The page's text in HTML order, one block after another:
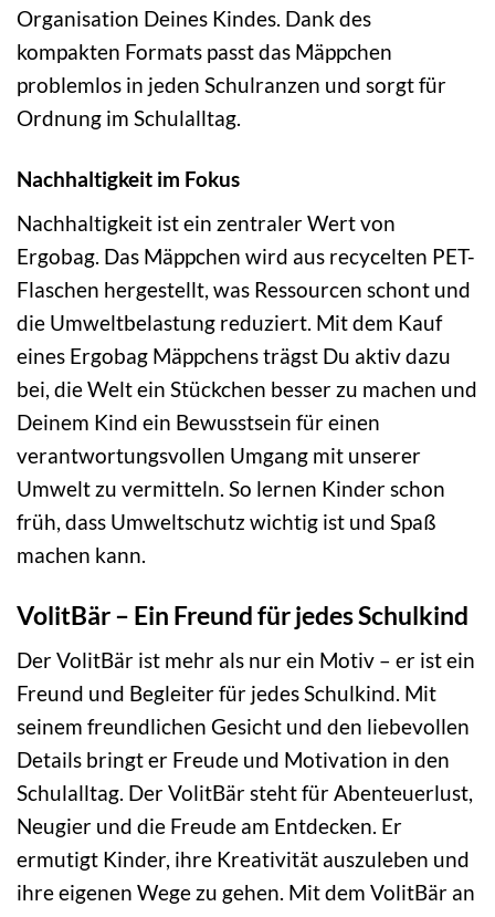
Organisation Deines Kindes. Dank des
kompakten Formats passt das Mäppchen
problemlos in jeden Schulranzen und sorgt für
Ordnung im Schulalltag.
Nachhaltigkeit im Fokus
Nachhaltigkeit ist ein zentraler Wert von
Ergobag. Das Mäppchen wird aus recycelten PET-
Flaschen hergestellt, was Ressourcen schont und
die Umweltbelastung reduziert. Mit dem Kauf
eines Ergobag Mäppchens trägst Du aktiv dazu
bei, die Welt ein Stückchen besser zu machen und
Deinem Kind ein Bewusstsein für einen
verantwortungsvollen Umgang mit unserer
Umwelt zu vermitteln. So lernen Kinder schon
früh, dass Umweltschutz wichtig ist und Spaß
machen kann.
VolitBär – Ein Freund für jedes Schulkind
Der VolitBär ist mehr als nur ein Motiv – er ist ein
Freund und Begleiter für jedes Schulkind. Mit
seinem freundlichen Gesicht und den liebevollen
Details bringt er Freude und Motivation in den
Schulalltag. Der VolitBär steht für Abenteuerlust,
Neugier und die Freude am Entdecken. Er
ermutigt Kinder, ihre Kreativität auszuleben und
ihre eigenen Wege zu gehen. Mit dem VolitBär an